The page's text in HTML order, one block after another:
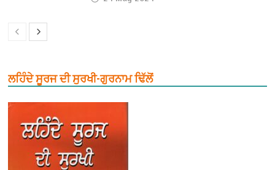
ਲਹਿੰਦੇ ਸੂਰਜ ਦੀ ਸੁਰਖੀ-ਗੁਰਨਾਮ ਢਿੱਲੋਂ